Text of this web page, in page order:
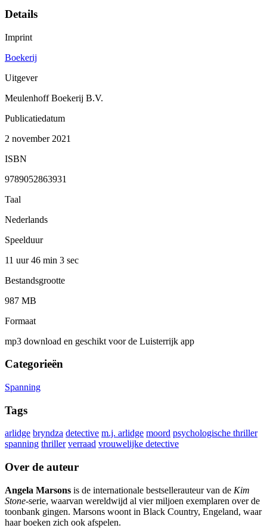
Details
Imprint
Boekerij
Uitgever
Meulenhoff Boekerij B.V.
Publicatiedatum
2 november 2021
ISBN
9789052863931
Taal
Nederlands
Speelduur
11 uur 46 min 3 sec
Bestandsgrootte
987 MB
Formaat
mp3 download en geschikt voor de Luisterrijk app
Categorieën
Spanning
Tags
arlidge bryndza detective m.j. arlidge moord psychologische thriller
spanning thriller verraad vrouwelijke detective
Over de auteur
Angela Marsons is de internationale bestsellerauteur van de Kim
Stone-serie, waarvan wereldwijd al vier miljoen exemplaren over de
toonbank gingen. Marsons woont in Black Country, Engeland, waar
haar boeken zich ook afspelen.